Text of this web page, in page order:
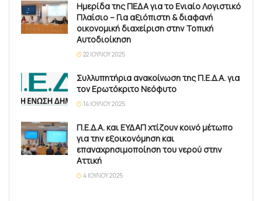
Ημερίδα της ΠΕΔΑ για το Ενιαίο Λογιστικό
Πλαίσιο – Για αξιόπιστη & διαφανή
οικονομική διαχείριση στην Τοπική
Αυτοδιοίκηση
22 ΙΟΥΛΊΟΥ 2025
Συλλυπητήρια ανακοίνωση της Π.Ε.Δ.Α. για
τον Ερωτόκριτο Νεόφυτο
14 ΙΟΥΛΊΟΥ 2025
Π.Ε.Δ.Α. και ΕΥΔΑΠ χτίζουν κοινό μέτωπο
για την εξοικονόμηση και
επαναχρησιμοποίηση του νερού στην
Αττική
4 ΙΟΥΛΊΟΥ 2025